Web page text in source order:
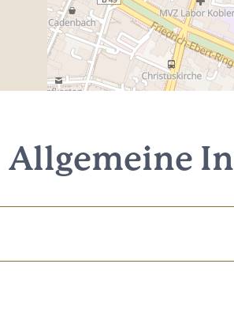
Allgemeine